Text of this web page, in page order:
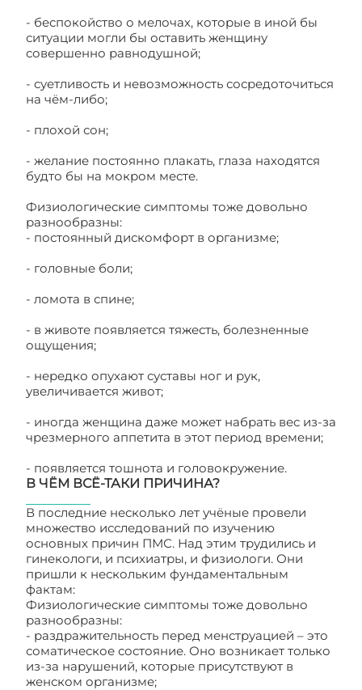
- беспокойство о мелочах, которые в иной бы
ситуации могли бы оставить женщину
совершенно равнодушной;
- суетливость и невозможность сосредоточиться
на чём-либо;
- плохой сон;
- желание постоянно плакать, глаза находятся
будто бы на мокром месте.
Физиологические симптомы тоже довольно
разнообразны:
- постоянный дискомфорт в организме;
- головные боли;
- ломота в спине;
- в животе появляется тяжесть, болезненные
ощущения;
- нередко опухают суставы ног и рук,
увеличивается живот;
- иногда женщина даже может набрать вес из-за
чрезмерного аппетита в этот период времени;
- появляется тошнота и головокружение.
В ЧЁМ ВСЁ-ТАКИ ПРИЧИНА?
В последние несколько лет учёные провели
множество исследований по изучению
основных причин ПМС. Над этим трудились и
гинекологи, и психиатры, и физиологи. Они
пришли к нескольким фундаментальным
фактам:
Физиологические симптомы тоже довольно
разнообразны:
- раздражительность перед менструацией – это
соматическое состояние. Оно возникает только
из-за нарушений, которые присутствуют в
женском организме;